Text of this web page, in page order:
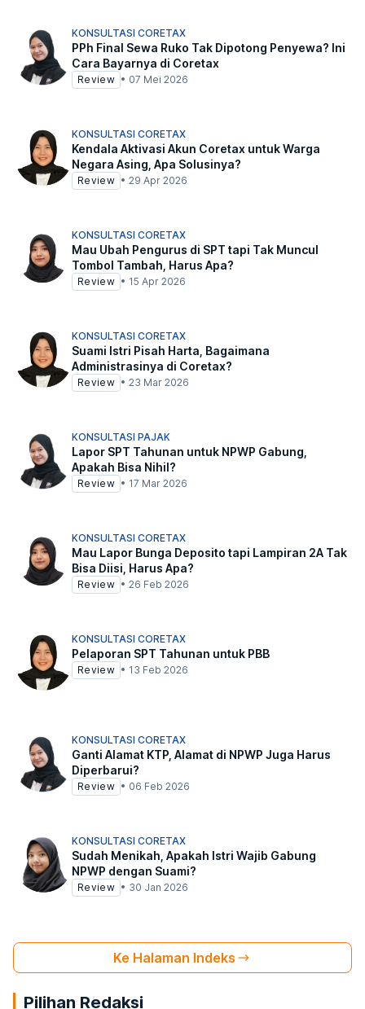
KONSULTASI CORETAX
PPh Final Sewa Ruko Tak Dipotong Penyewa? Ini
Cara Bayarnya di Coretax
Review • 07 Mei 2026
KONSULTASI CORETAX
Kendala Aktivasi Akun Coretax untuk Warga
Negara Asing, Apa Solusinya?
Review • 29 Apr 2026
KONSULTASI CORETAX
Mau Ubah Pengurus di SPT tapi Tak Muncul
Tombol Tambah, Harus Apa?
Review • 15 Apr 2026
KONSULTASI CORETAX
Suami Istri Pisah Harta, Bagaimana
Administrasinya di Coretax?
Review • 23 Mar 2026
KONSULTASI PAJAK
Lapor SPT Tahunan untuk NPWP Gabung,
Apakah Bisa Nihil?
Review • 17 Mar 2026
KONSULTASI CORETAX
Mau Lapor Bunga Deposito tapi Lampiran 2A Tak
Bisa Diisi, Harus Apa?
Review • 26 Feb 2026
KONSULTASI CORETAX
Pelaporan SPT Tahunan untuk PBB
Review • 13 Feb 2026
KONSULTASI CORETAX
Ganti Alamat KTP, Alamat di NPWP Juga Harus
Diperbarui?
Review • 06 Feb 2026
KONSULTASI CORETAX
Sudah Menikah, Apakah Istri Wajib Gabung
NPWP dengan Suami?
Review • 30 Jan 2026
Ke Halaman Indeks
Pilihan Redaksi